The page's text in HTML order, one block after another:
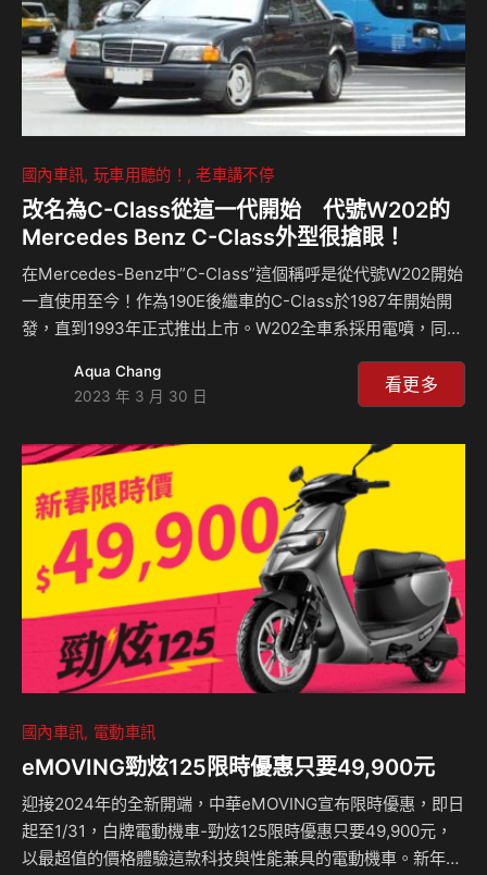
國內車訊 玩車用聽的！ 老車講不停
改名為C-Class從這一代開始 代號W202的
Mercedes Benz C-Class外型很搶眼！
在Mercedes-Benz中”C-Class”這個稱呼是從代號W202開始
一直使用至今！作為190E後繼車的C-Class於1987年開始開
發，直到1993年正式推出上市。W202全車系採用電噴，同時
有哪些豐功偉業？來聽Celsior說經典老車的故事嘍！
CELSIORS Youtube頻道：
cdzucOFOOY3CBe1w 想收聽之前W202的介紹？ Spotify：
https://reurl.cc/lvaVVl SoundOn：https://reur…
Aqua Chang
2023 年 3 月 30 日
看更多
國內車訊 電動車訊
eMOVING勁炫125限時優惠只要49,900元
迎接2024年的全新開端，中華eMOVING宣布限時優惠，即日
起至1/31，白牌電動機車-勁炫125限時優惠只要49,900元，
以最超值的價格體驗這款科技與性能兼具的電動機車。新年同